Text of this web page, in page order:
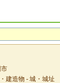
建造物 - 城・城址